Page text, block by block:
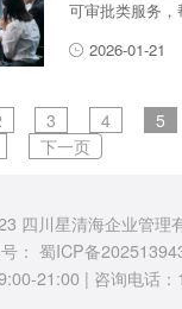
可审批类服务
业专注核心业务
2026-01-21
3 4 5
下一页
四川星清海企业管理
： 蜀ICP备
21:00 | 咨询电话